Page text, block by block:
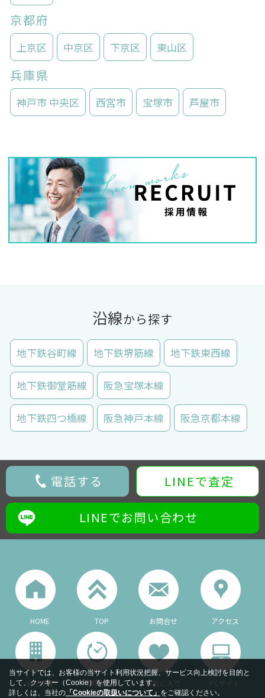
京都府
上京区 中京区 下京区 東山区
兵庫県
神戸市 中央区 西宮市 宝塚市 芦屋市
沿線から探す
地下鉄谷町線 地下鉄堺筋線 地下鉄東西線
地下鉄御堂筋線 阪急宝塚本線
地下鉄四つ橋線 阪急神戸本線 阪急京都本線
電話する LINEで査定
LINEでお問い合わせ
HOME TOP お問合せ アクセス
会社概要 閲覧履歴 お気に入り PCサイト
当サイトでは、お客様の当サイト利用状況把握、サービス向上検討を目的と
して、クッキー（Cookie）を使用しています。
詳しくは、当社の 「Cookieの取扱いについて」 をご確認ください。